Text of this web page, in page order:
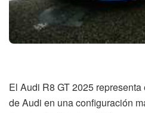
El Audi R8 GT 2025
de Audi en una configuración